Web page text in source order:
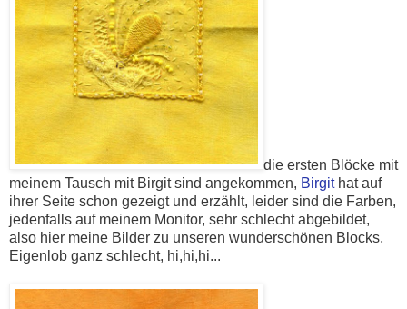
die ersten Blöcke mit
meinem Tausch mit Birgit sind angekommen, Birgithat auf
ihrer Seite schon gezeigt und erzählt, leider sind die Farben,
jedenfalls auf meinem Monitor, sehr schlecht abgebildet,
also hier meine Bilder zu unseren wunderschönen Blocks,
Eigenlob ganz schlecht, hi,hi,hi...